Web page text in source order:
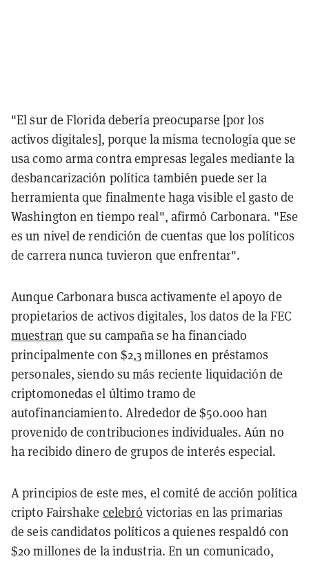
"El sur de Florida debería preocuparse [por los
activos digitales], porque la misma tecnología que se
usa como arma contra empresas legales mediante la
desbancarización política también puede ser la
herramienta que finalmente haga visible el gasto de
Washington en tiempo real", afirmó Carbonara. "Ese
es un nivel de rendición de cuentas que los políticos
de carrera nunca tuvieron que enfrentar".
Aunque Carbonara busca activamente el apoyo de
propietarios de activos digitales, los datos de la FEC
muestran que su campaña se ha financiado
principalmente con $2,3 millones en préstamos
personales, siendo su más reciente liquidación de
criptomonedas el último tramo de
autofinanciamiento. Alrededor de $50.000 han
provenido de contribuciones individuales. Aún no
ha recibido dinero de grupos de interés especial.
A principios de este mes, el comité de acción política
cripto Fairshake celebró victorias en las primarias
de seis candidatos políticos a quienes respaldó con
$20 millones de la industria. En un comunicado,